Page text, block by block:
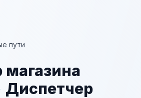
пути
магазина
Диспетчер